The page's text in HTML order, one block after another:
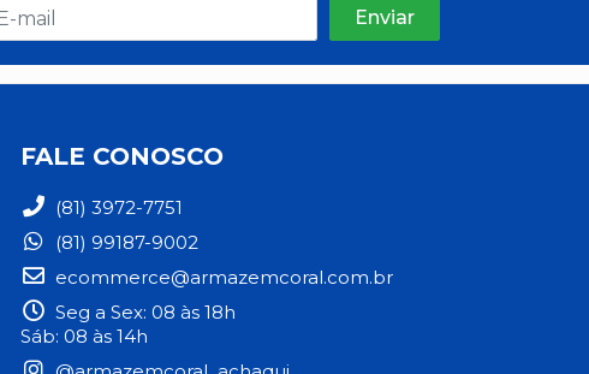
FALE CONOSCO
(81) 3972-7751
(81) 99187-9002
ecommerce@armazemcoral.com.br
Seg a Sex: 08 às 18h
Sáb: 08 às 14h